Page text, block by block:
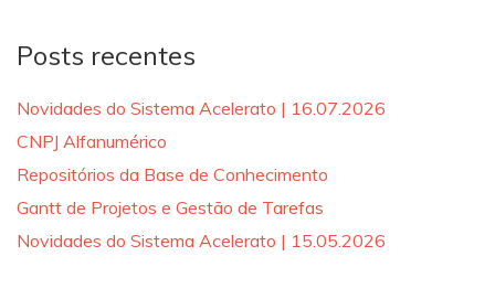
Posts recentes
Novidades do Sistema Acelerato | 16.07.2026
CNPJ Alfanumérico
Repositórios da Base de Conhecimento
Gantt de Projetos e Gestão de Tarefas
Novidades do Sistema Acelerato | 15.05.2026